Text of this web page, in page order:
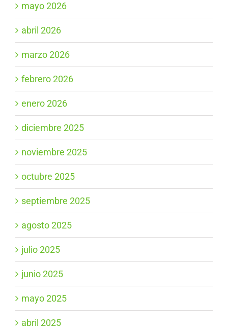
mayo 2026
abril 2026
marzo 2026
febrero 2026
enero 2026
diciembre 2025
noviembre 2025
octubre 2025
septiembre 2025
agosto 2025
julio 2025
junio 2025
mayo 2025
abril 2025